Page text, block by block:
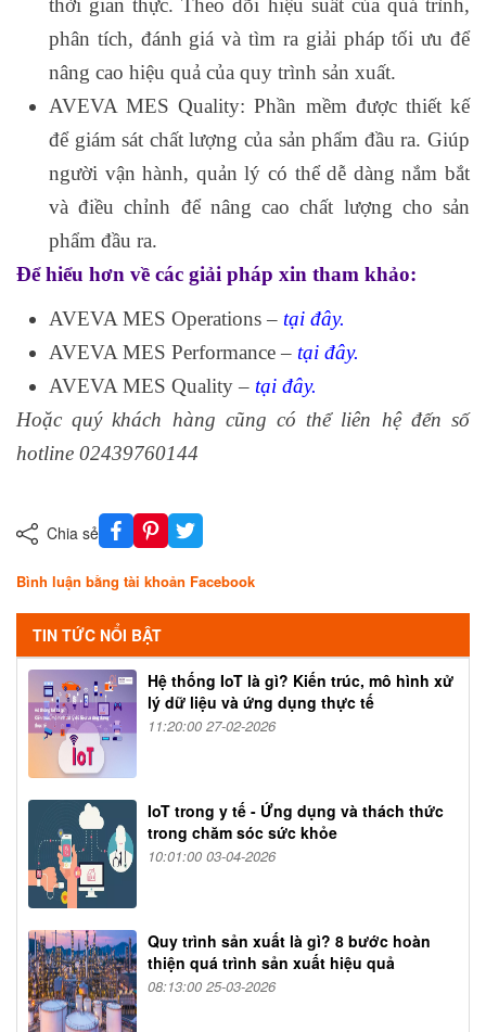
thời gian thực. Theo dõi hiệu suất của quá trình,
phân tích, đánh giá và tìm ra giải pháp tối ưu để
nâng cao hiệu quả của quy trình sản xuất.
AVEVA MES Quality: Phần mềm được thiết kế
để giám sát chất lượng của sản phẩm đầu ra. Giúp
người vận hành, quản lý có thể dễ dàng nắm bắt
và điều chỉnh để nâng cao chất lượng cho sản
phẩm đầu ra.
Để hiểu hơn về các giải pháp xin tham khảo:
AVEVA MES Operations – tại đây.
AVEVA MES Performance – tại đây.
AVEVA MES Quality – tại đây.
Hoặc quý khách hàng cũng có thể liên hệ đến số
hotline 02439760144
Chia sẻ
Bình luận bằng tài khoản Facebook
TIN TỨC NỔI BẬT
Hệ thống IoT là gì? Kiến trúc, mô hình xử
lý dữ liệu và ứng dụng thực tế
11:20:00 27-02-2026
IoT trong y tế - Ứng dụng và thách thức
trong chăm sóc sức khỏe
10:01:00 03-04-2026
Quy trình sản xuất là gì? 8 bước hoàn
thiện quá trình sản xuất hiệu quả
08:13:00 25-03-2026